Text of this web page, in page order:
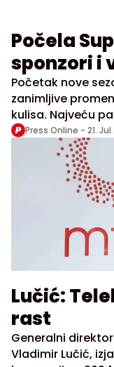
Počela
sponzori i
Početak nove
zanimljive
kulisa. Najveću
Fudbalskog
komisije prvi
sudiju Domenika
Press Online - 21.
Lučić:
rast
Generalni
Vladimir Lučić,